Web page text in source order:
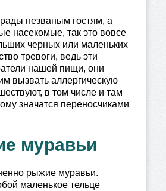
незваным гостям, а
насекомые, так это вовсе
черных или маленьких
тревоги, ведь эти
нашей пищи, они
вызвать аллергическую
в том числе и там
значатся переносчиками
муравьи
рыжие муравьи.
маленькое тельце